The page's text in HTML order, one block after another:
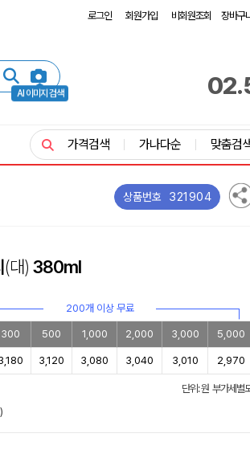
로그인 회원가입 비회원조회 장바구
AI 이미지 검색
가격검색 가나다순 맞춤검
상품번호 321904
(대) 380ml
200개 이상 무료
300 500 1,000 2,000 3,000 5,000
3,120 3,080 3,040 3,010 2,970
단위: 원 부가세별